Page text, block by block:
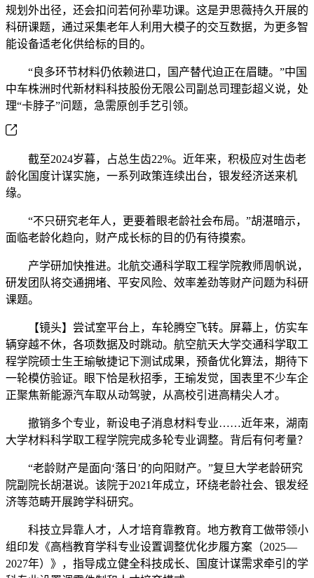
规划外出径，还会扣问若何孙辈功课。这是尹思薇持久开展的
科研课题，通过采集老年人利用大模子的交互数据，为更多智
能设备适老化供给标的目的。
“良多环节材料仍依赖进口，国产替代迫正在眉睫。”中国
中车株洲时代新材料科技股份无限公司副总司理彭超义说，处
理“卡脖子”问题，急需原创手艺引领。
截至2024岁暮，占总生齿22%。近年来，积极应对生齿老
龄化国度计谋实施，一系列政策连续出台，银发经济送来机
缘。
“不只研究老年人，更要着眼老龄社会布局。”胡湛暗示，
面临老龄化趋向，财产成长标的目的仍有待摸索。
产学研加快推进。北航交通科学取工程学院教师周帆说，
研发团队将交通拥堵、平安风险、效率差劲等财产问题为科研
课题。
【镜头】尝试室平台上，车轮腾空飞转。屏幕上，仿实车
辆穿越不休，各项数据及时跳动。航空航天大学交通科学取工
程学院硕士生王瑜敏捷记下测试成果，预备优化算法，期待下
一轮模仿验证。眼下恰是秋招季，王瑜发觉，国表里不少车企
正聚焦新能源汽车取从动驾驶，从高校引进高精尖人才。
撤销多个专业，新设电子消息材料专业……近年来，湖南
大学材料科学取工程学院完成多轮专业调整。背后有何考量？
“老龄财产是面向‘落日’的向阳财产。”复旦大学老龄研究
院副院长胡湛说。该院于2021年成立，环绕老龄社会、银发经
济等范畴开展跨学科研究。
科技立异靠人才，人才培育靠教育。地方教育工做带领小
组印发《高档教育学科专业设置调整优化步履方案（2025—
2027年）》，指导成立健全科技成长、国度计谋需求牵引的学